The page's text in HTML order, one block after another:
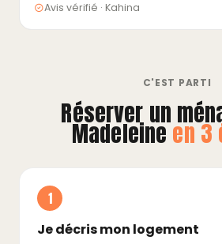
Avis vérifié · Kahina
C'EST PARTI
Réserver un
Madeleineen 3
1
Je décris mon logement